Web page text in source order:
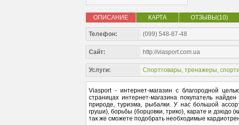
ОПИСАНИЕ КАРТА ОТЗЫВЫ(10)
Телефон: (099) 548-87-48
Сайт: http://viasport.com.ua
Услуги: Спорттовары, тренажеры,
Viasport - интернет-магазин с благородной
страницах интернет-магазина покупатель
природе, туризма, рыбалки. У нас большой
груши), борьбы (борцовки, трико), карате и дзюдо
так же сможете подобрать необходимые